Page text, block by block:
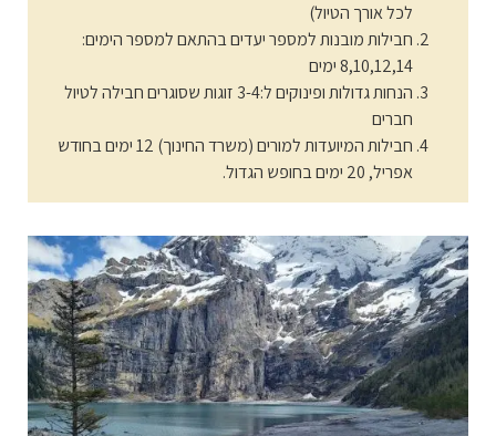
לכל אורך הטיול)
חבילות מובנות למספר יעדים בהתאם למספר הימים:
8,10,12,14 ימים
הנחות גדולות ופינוקים ל:3-4 זוגות שסוגרים חבילה לטיול
חברים
חבילות המיועדות למורים (משרד החינוך) 12 ימים בחודש
אפריל, 20 ימים בחופש הגדול.